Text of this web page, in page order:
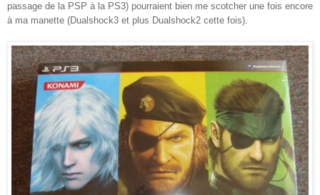
passage de la PSP à la PS3) pourraient bien me scotcher une fois encore
à ma manette (Dualshock3 et plus Dualshock2 cette fois).